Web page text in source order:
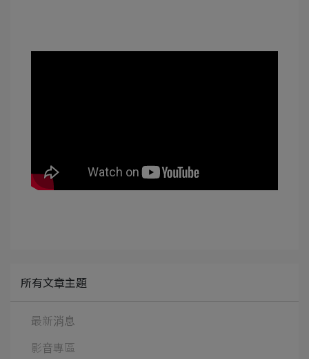
所有文章主題
最新消息
影音專區